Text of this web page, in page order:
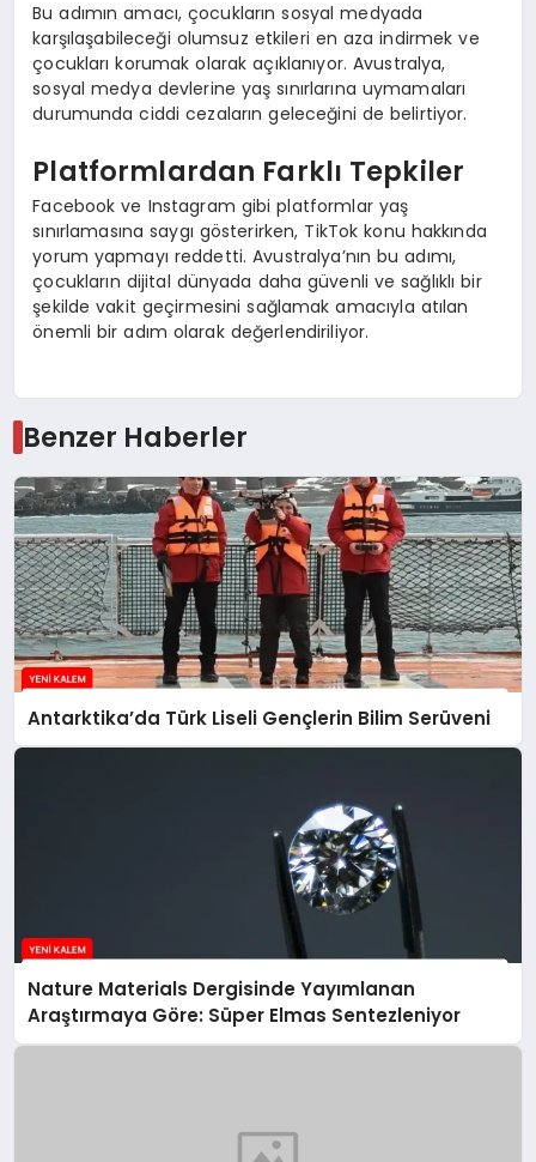
Bu adımın amacı, çocukların sosyal medyada
karşılaşabileceği olumsuz etkileri en aza indirmek ve
çocukları korumak olarak açıklanıyor. Avustralya,
sosyal medya devlerine yaş sınırlarına uymamaları
durumunda ciddi cezaların geleceğini de belirtiyor.
Platformlardan Farklı Tepkiler
Facebook ve Instagram gibi platformlar yaş
sınırlamasına saygı gösterirken, TikTok konu hakkında
yorum yapmayı reddetti. Avustralya’nın bu adımı,
çocukların dijital dünyada daha güvenli ve sağlıklı bir
şekilde vakit geçirmesini sağlamak amacıyla atılan
önemli bir adım olarak değerlendiriliyor.
Benzer Haberler
Antarktika’da Türk Liseli Gençlerin Bilim Serüveni
Nature Materials Dergisinde Yayımlanan
Araştırmaya Göre: Süper Elmas Sentezleniyor